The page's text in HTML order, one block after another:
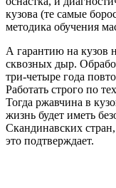
кузова (те самые
методика обучения
А гарантию на кузов
сквозных дыр.
три-четыре года
Работать строго по
Тогда ржавчина в
жизнь будет иметь
Скандинавских
это подтверждает.